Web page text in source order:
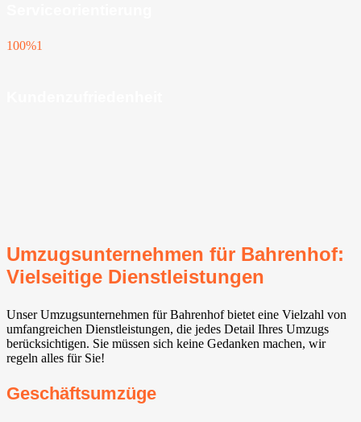
100%1
Umzugsunternehmen für Bahrenhof:
Vielseitige Dienstleistungen
Unser Umzugsunternehmen für Bahrenhof bietet eine Vielzahl von
umfangreichen Dienstleistungen, die jedes Detail Ihres Umzugs
berücksichtigen. Sie müssen sich keine Gedanken machen, wir
regeln alles für Sie!
Geschäftsumzüge